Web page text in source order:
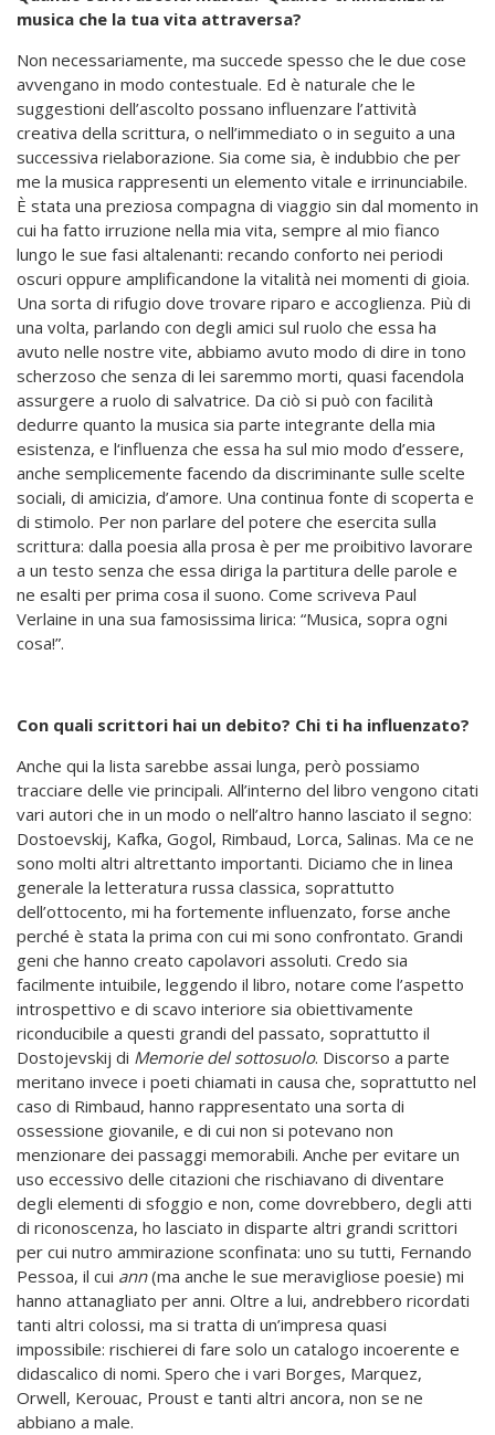
musica che la tua vita attraversa?
Non necessariamente, ma succede spesso che le due cose
avvengano in modo contestuale. Ed è naturale che le
suggestioni dell’ascolto possano influenzare l’attività
creativa della scrittura, o nell’immediato o in seguito a una
successiva rielaborazione. Sia come sia, è indubbio che per
me la musica rappresenti un elemento vitale e irrinunciabile.
È stata una preziosa compagna di viaggio sin dal momento in
cui ha fatto irruzione nella mia vita, sempre al mio fianco
lungo le sue fasi altalenanti: recando conforto nei periodi
oscuri oppure amplificandone la vitalità nei momenti di gioia.
Una sorta di rifugio dove trovare riparo e accoglienza. Più di
una volta, parlando con degli amici sul ruolo che essa ha
avuto nelle nostre vite, abbiamo avuto modo di dire in tono
scherzoso che senza di lei saremmo morti, quasi facendola
assurgere a ruolo di salvatrice. Da ciò si può con facilità
dedurre quanto la musica sia parte integrante della mia
esistenza, e l‘influenza che essa ha sul mio modo d’essere,
anche semplicemente facendo da discriminante sulle scelte
sociali, di amicizia, d’amore. Una continua fonte di scoperta e
di stimolo. Per non parlare del potere che esercita sulla
scrittura: dalla poesia alla prosa è per me proibitivo lavorare
a un testo senza che essa diriga la partitura delle parole e
ne esalti per prima cosa il suono. Come scriveva Paul
Verlaine in una sua famosissima lirica: “Musica, sopra ogni
cosa!”.
Con quali scrittori hai un debito? Chi ti ha influenzato?
Anche qui la lista sarebbe assai lunga, però possiamo
tracciare delle vie principali. All’interno del libro vengono citati
vari autori che in un modo o nell’altro hanno lasciato il segno:
Dostoevskij, Kafka, Gogol, Rimbaud, Lorca, Salinas. Ma ce ne
sono molti altri altrettanto importanti. Diciamo che in linea
generale la letteratura russa classica, soprattutto
dell’ottocento, mi ha fortemente influenzato, forse anche
perché è stata la prima con cui mi sono confrontato. Grandi
geni che hanno creato capolavori assoluti. Credo sia
facilmente intuibile, leggendo il libro, notare come l’aspetto
introspettivo e di scavo interiore sia obiettivamente
riconducibile a questi grandi del passato, soprattutto il
Dostojevskij di Memorie del sottosuolo. Discorso a parte
meritano invece i poeti chiamati in causa che, soprattutto nel
caso di Rimbaud, hanno rappresentato una sorta di
ossessione giovanile, e di cui non si potevano non
menzionare dei passaggi memorabili. Anche per evitare un
uso eccessivo delle citazioni che rischiavano di diventare
degli elementi di sfoggio e non, come dovrebbero, degli atti
di riconoscenza, ho lasciato in disparte altri grandi scrittori
per cui nutro ammirazione sconfinata: uno su tutti, Fernando
Pessoa, il cui ann(ma anche le sue meravigliose poesie) mi
hanno attanagliato per anni. Oltre a lui, andrebbero ricordati
tanti altri colossi, ma si tratta di un’impresa quasi
impossibile: rischierei di fare solo un catalogo incoerente e
didascalico di nomi. Spero che i vari Borges, Marquez,
Orwell, Kerouac, Proust e tanti altri ancora, non se ne
abbiano a male.